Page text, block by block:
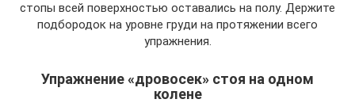
стопы всей поверхностью оставались на полу. Держите
подбородок на уровне груди на протяжении всего
упражнения.
Упражнение «дровосек» стоя на одном
колене